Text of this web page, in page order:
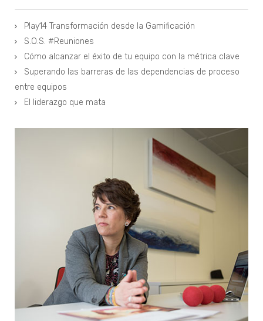
VOLVER A LA PRINCIPAL
Play14 Transformación desde la Gamificación
S.O.S. #Reuniones
Cómo alcanzar el éxito de tu equipo con la métrica clave
Superando las barreras de las dependencias de proceso
entre equipos
El liderazgo que mata